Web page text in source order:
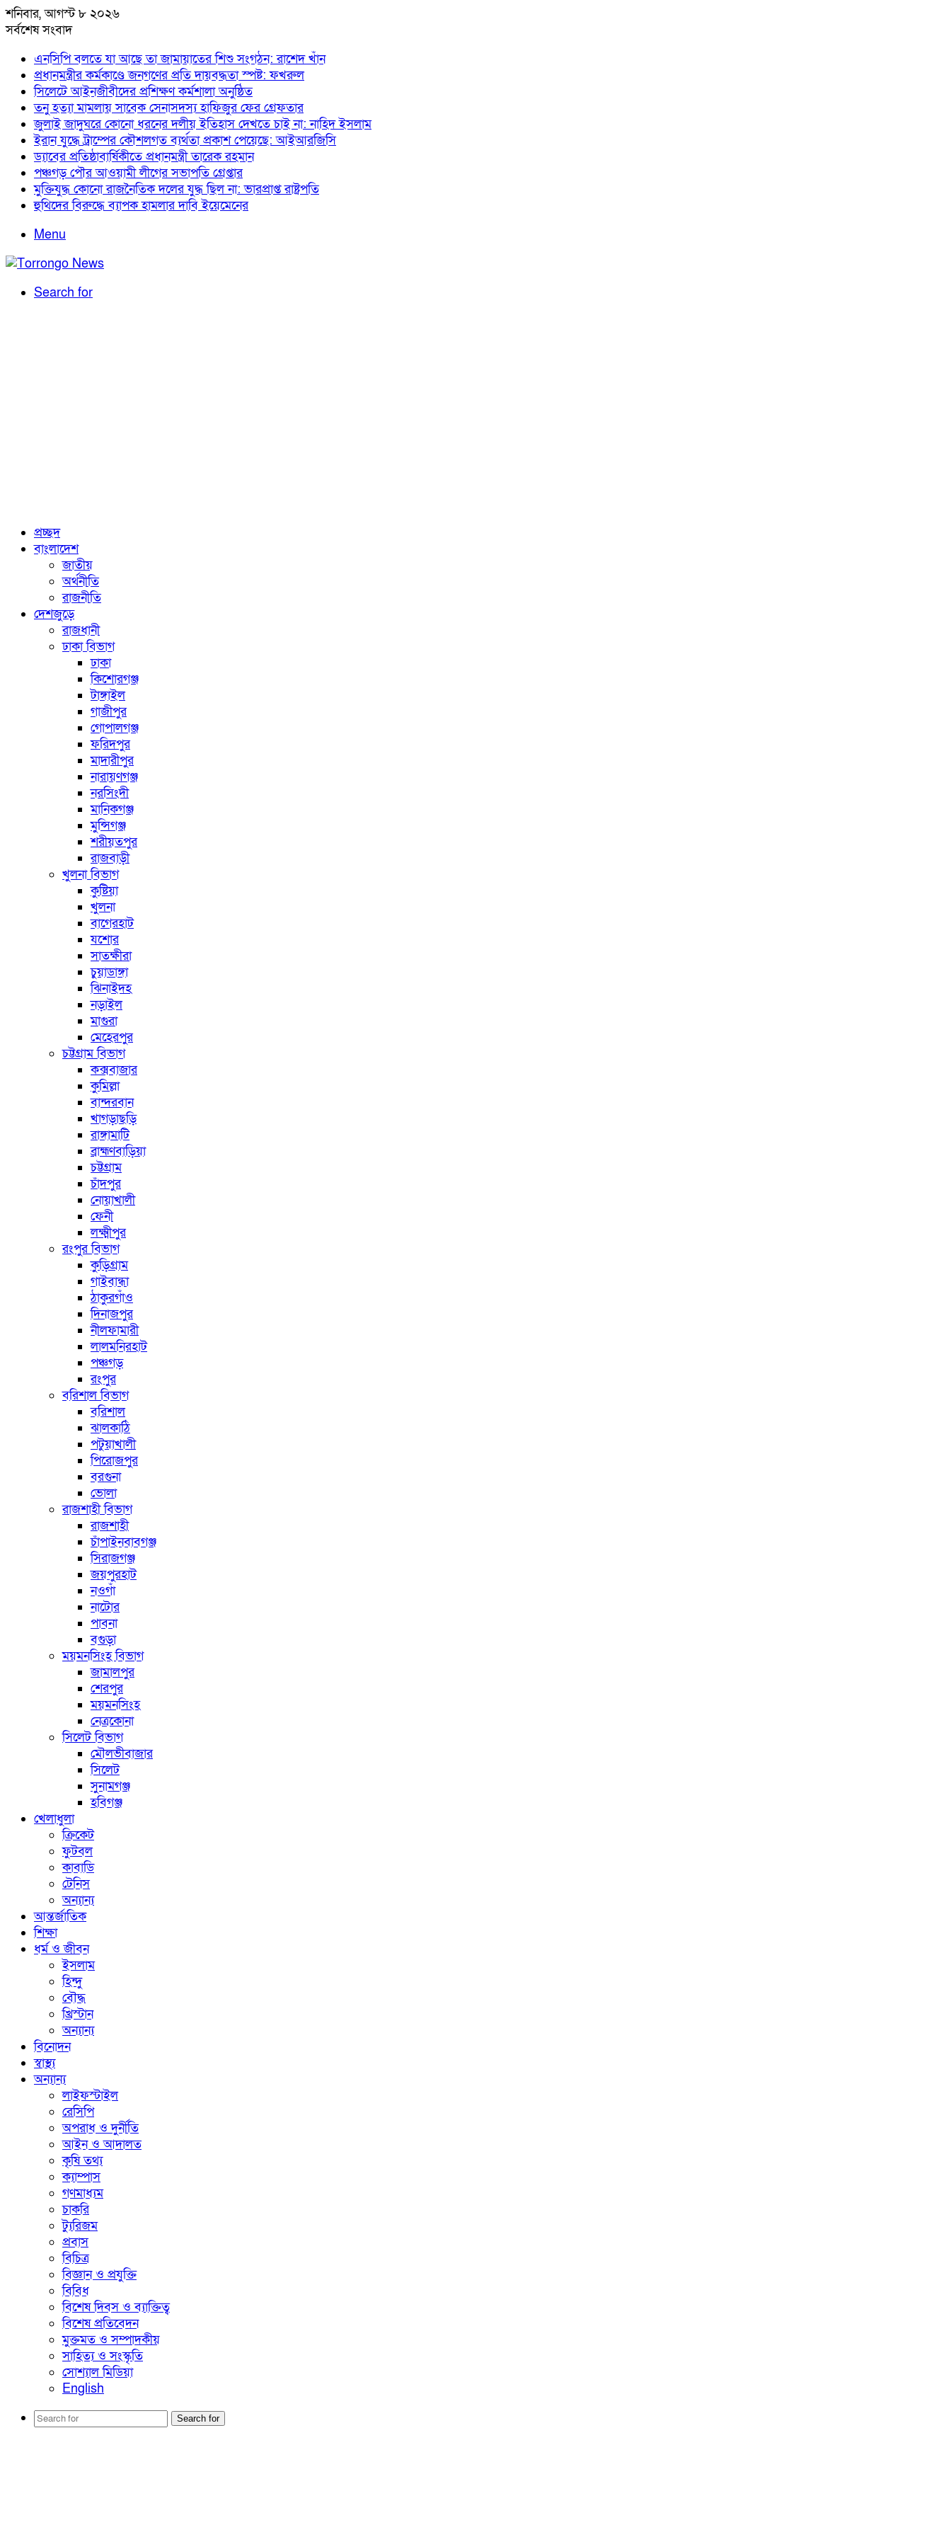
শনিবার, আগস্ট ৮ ২০২৬
সর্বশেষ সংবাদ
এনসিপি বলতে যা আছে তা জামায়াতের শিশু সংগঠন: রাশেদ খাঁন
প্রধানমন্ত্রীর কর্মকাণ্ডে জনগণের প্রতি দায়বদ্ধতা স্পষ্ট: ফখরুল
সিলেটে আইনজীবীদের প্রশিক্ষণ কর্মশালা অনুষ্ঠিত
তনু হত্যা মামলায় সাবেক সেনাসদস্য হাফিজুর ফের গ্রেফতার
জুলাই জাদুঘরে কোনো ধরনের দলীয় ইতিহাস দেখতে চাই না: নাহিদ ইসলাম
ইরান যুদ্ধে ট্রাম্পের কৌশলগত ব্যর্থতা প্রকাশ পেয়েছে: আইআরজিসি
ড্যাবের প্রতিষ্ঠাবার্ষিকীতে প্রধানমন্ত্রী তারেক রহমান
পঞ্চগড় পৌর আওয়ামী লীগের সভাপতি গ্রেপ্তার
মুক্তিযুদ্ধ কোনো রাজনৈতিক দলের যুদ্ধ ছিল না: ভারপ্রাপ্ত রাষ্ট্রপতি
হুথিদের বিরুদ্ধে ব্যাপক হামলার দাবি ইয়েমেনের
Menu
Search for
প্রচ্ছদ
বাংলাদেশ
জাতীয়
অর্থনীতি
রাজনীতি
দেশজুড়ে
রাজধানী
ঢাকা বিভাগ
ঢাকা
কিশোরগঞ্জ
টাঙ্গাইল
গাজীপুর
গোপালগঞ্জ
ফরিদপুর
মাদারীপুর
নারায়ণগঞ্জ
নরসিংদী
মানিকগঞ্জ
মুন্সিগঞ্জ
শরীয়তপুর
রাজবাড়ী
খুলনা বিভাগ
কুষ্টিয়া
খুলনা
বাগেরহাট
যশোর
সাতক্ষীরা
চুয়াডাঙ্গা
ঝিনাইদহ
নড়াইল
মাগুরা
মেহেরপুর
চট্টগ্রাম বিভাগ
কক্সবাজার
কুমিল্লা
বান্দরবান
খাগড়াছড়ি
রাঙ্গামাটি
ব্রাহ্মণবাড়িয়া
চট্টগ্রাম
চাঁদপুর
নোয়াখালী
ফেনী
লক্ষ্মীপুর
রংপুর বিভাগ
কুড়িগ্রাম
গাইবান্ধা
ঠাকুরগাঁও
দিনাজপুর
নীলফামারী
লালমনিরহাট
পঞ্চগড়
রংপুর
বরিশাল বিভাগ
বরিশাল
ঝালকাঠি
পটুয়াখালী
পিরোজপুর
বরগুনা
ভোলা
রাজশাহী বিভাগ
রাজশাহী
চাঁপাইনবাবগঞ্জ
সিরাজগঞ্জ
জয়পুরহাট
নওগাঁ
নাটোর
পাবনা
বগুড়া
ময়মনসিংহ বিভাগ
জামালপুর
শেরপুর
ময়মনসিংহ
নেত্রকোনা
সিলেট বিভাগ
মৌলভীবাজার
সিলেট
সুনামগঞ্জ
হবিগঞ্জ
খেলাধুলা
ক্রিকেট
ফুটবল
কাবাডি
টেনিস
অন্যান্য
আন্তর্জাতিক
শিক্ষা
ধর্ম ও জীবন
ইসলাম
হিন্দু
বৌদ্ধ
খ্রিস্টান
অন্যান্য
বিনোদন
স্বাস্থ্য
অন্যান্য
লাইফস্টাইল
রেসিপি
অপরাধ ও দুর্নীতি
আইন ও আদালত
কৃষি তথ্য
ক্যাম্পাস
গণমাধ্যম
চাকরি
ট্যুরিজম
প্রবাস
বিচিত্র
বিজ্ঞান ও প্রযুক্তি
বিবিধ
বিশেষ দিবস ও ব্যাক্তিত্ব
বিশেষ প্রতিবেদন
মুক্তমত ও সম্পাদকীয়
সাহিত্য ও সংস্কৃতি
সোশ্যাল মিডিয়া
English
Search for